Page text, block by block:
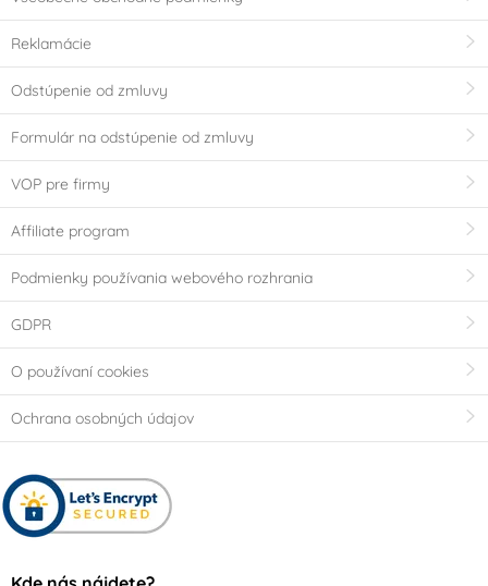
Reklamácie
Odstúpenie od zmluvy
Formulár na odstúpenie od zmluvy
VOP pre firmy
Affiliate program
Podmienky používania webového rozhrania
GDPR
O používaní cookies
Ochrana osobných údajov